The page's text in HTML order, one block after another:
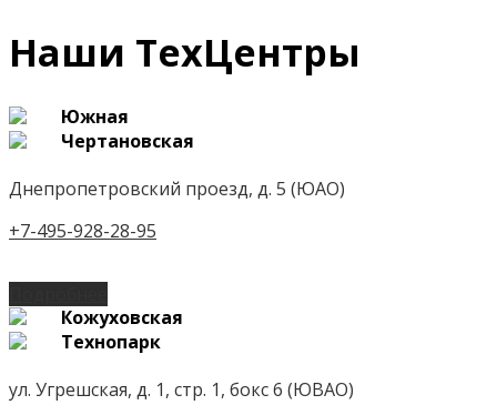
Наши ТехЦентры
Южная
Чертановская
Днепропетровский проезд, д. 5 (ЮАО)
+7-495-928-28-95
Кожуховская
Технопарк
ул. Угрешская, д. 1, стр. 1, бокс 6 (ЮВАО)